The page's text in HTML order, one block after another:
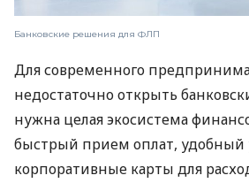
Банковские решения для ФЛП
Для современного
недостаточно открыть
нужна целая экосистема
быстрый прием оплат, удобный
корпоративные карты для